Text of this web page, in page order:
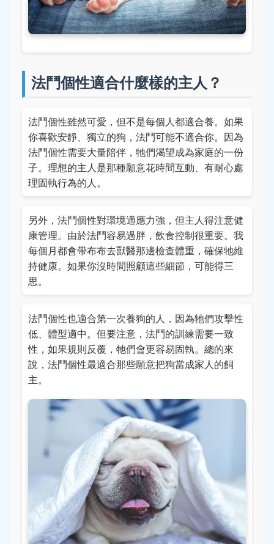
法鬥個性適合什麼樣的主人？
法鬥個性雖然可愛，但不是每個人都適合養。如果
你喜歡安靜、獨立的狗，法鬥可能不適合你。因為
法鬥個性需要大量陪伴，牠們渴望成為家庭的一份
子。理想的主人是那種願意花時間互動、有耐心處
理固執行為的人。
另外，法鬥個性對環境適應力強，但主人得注意健
康管理。由於法鬥容易過胖，飲食控制很重要。我
每個月都會帶布布去獸醫那邊檢查體重，確保牠維
持健康。如果你沒時間照顧這些細節，可能得三
思。
法鬥個性也適合第一次養狗的人，因為牠們攻擊性
低、體型適中。但要注意，法鬥的訓練需要一致
性，如果規則反覆，牠們會更容易固執。總的來
說，法鬥個性最適合那些願意把狗當成家人的飼
主。